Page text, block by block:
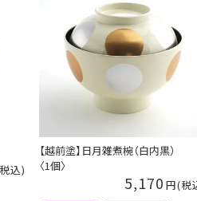
【越前塗】日月雑煮椀（白内黒）
〈1個〉
5,170